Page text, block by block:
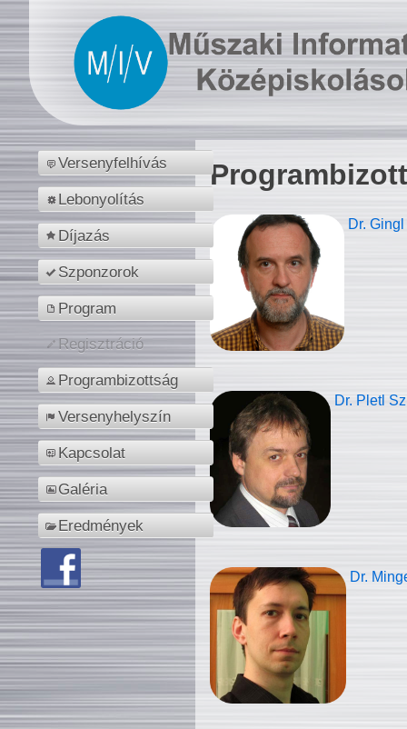
Versenyfelhívás
Lebonyolítás
Díjazás
Szponzorok
Program
Regisztráció
Programbizottság
Versenyhelyszín
Kapcsolat
Galéria
Eredmények
Dr.
Dr. Pletl
Dr.